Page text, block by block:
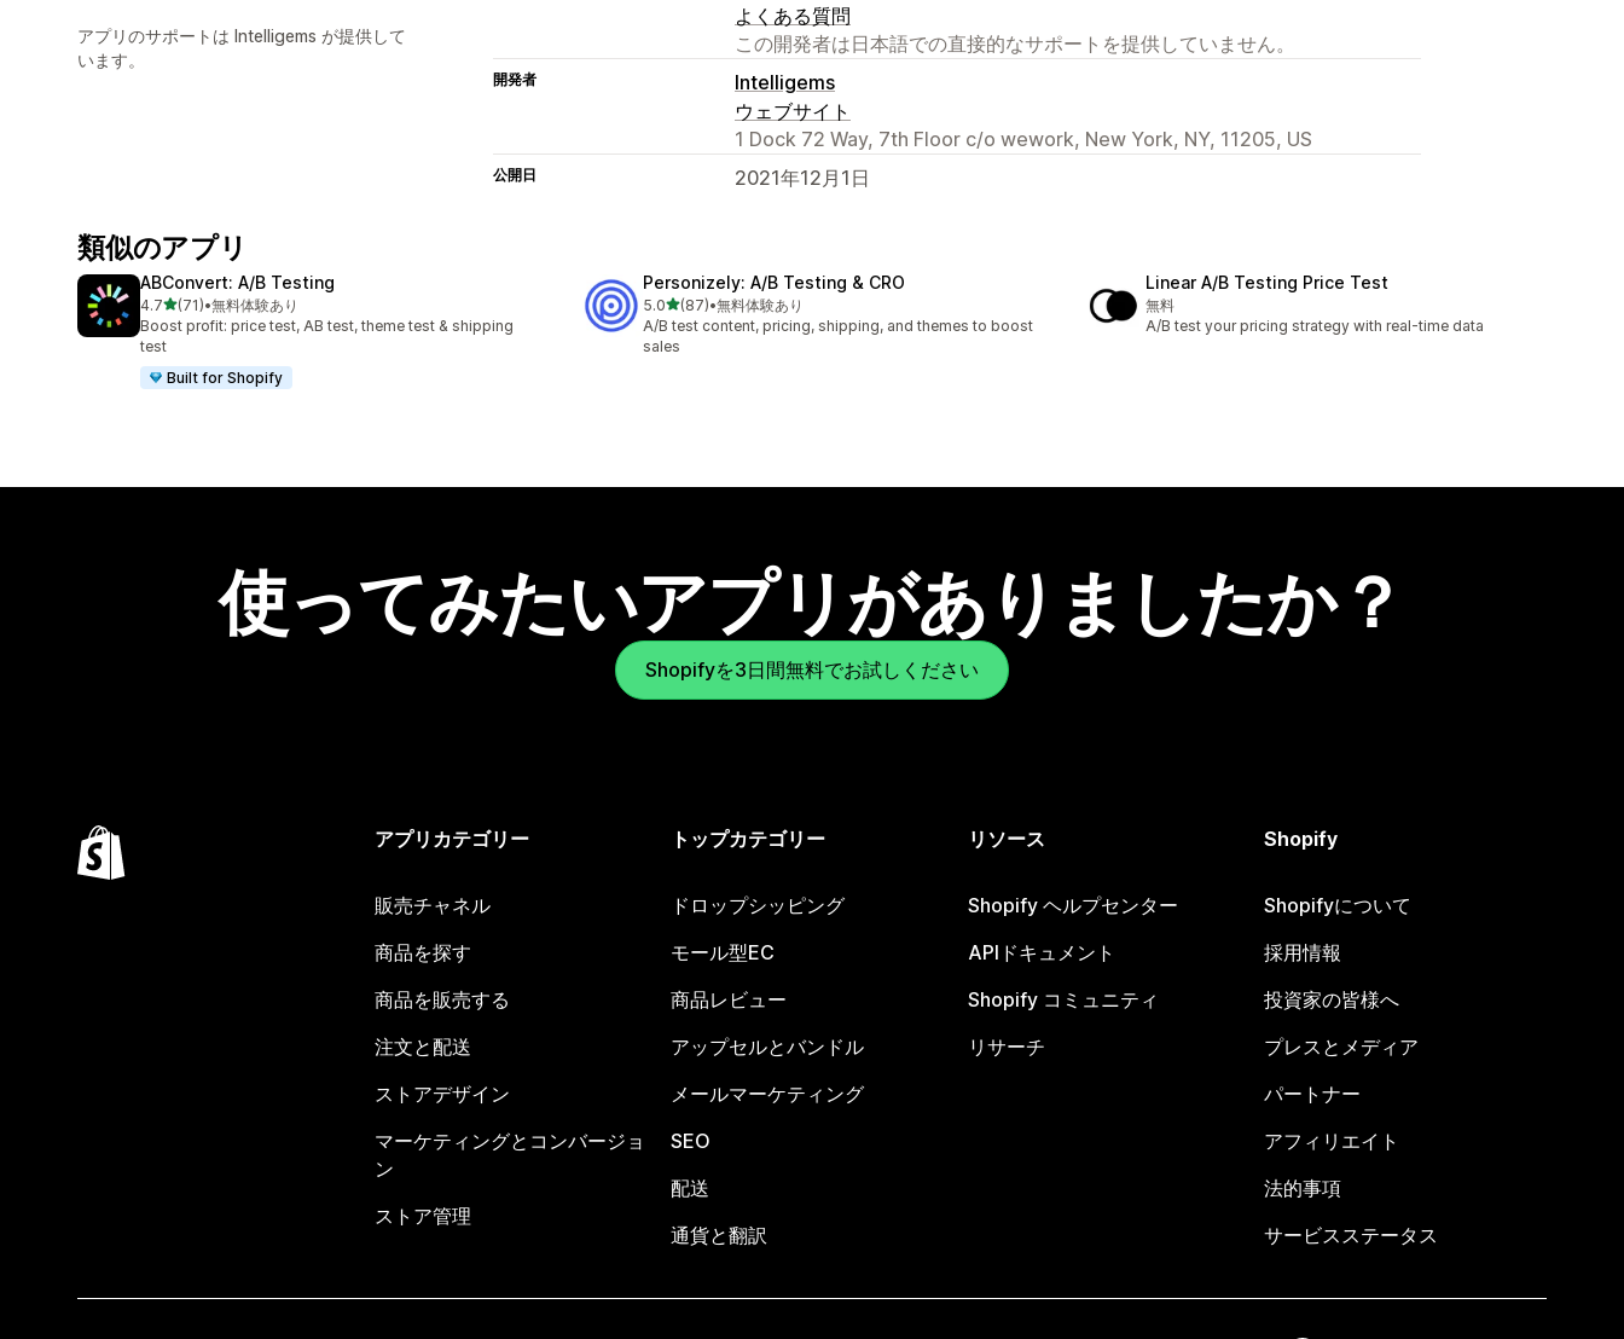
アプリのサポートは Intelligems が提供して
います。
よくある質問
この開発者は日本語での直接的なサポートを提供していません。
開発者
Intelligems
ウェブサイト
1 Dock 72 Way, 7th Floor c/o wework, New York, NY, 11205, US
公開日 2021年12月1日
類似のアプリ
ABConvert: A/B Testing
4.75つ星中
(71)
合計レビュー数：71件
•無料体験あり
Boost profit: price test, AB test, theme test & shipping
test
Built for Shopify
Personizely: A/B Testing & CRO
5.05つ星中
(87)
合計レビュー数：87件
•無料体験あり
A/B test content, pricing, shipping, and themes to boost
sales
Linear A/B Testing Price Test
無料
A/B test your pricing strategy with real-time data
使ってみたいアプリがありましたか？
Shopifyを3日間無料でお試しください
アプリカテゴリー
販売チャネル
商品を探す
商品を販売する
注文と配送
ストアデザイン
マーケティングとコンバージョ
ン
ストア管理
トップカテゴリー
ドロップシッピング
モール型EC
商品レビュー
アップセルとバンドル
メールマーケティング
SEO
配送
通貨と翻訳
リソース
Shopify ヘルプセンター
APIドキュメント
Shopify コミュニティ
リサーチ
Shopify
Shopifyについて
採用情報
投資家の皆様へ
プレスとメディア
パートナー
アフィリエイト
法的事項
サービスステータス